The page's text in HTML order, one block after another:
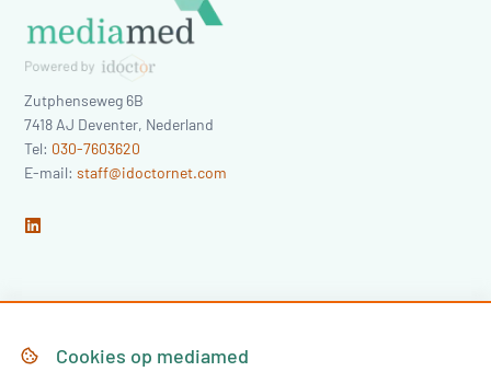
Zutphenseweg 6B
7418 AJ Deventer, Nederland
Tel: 030-7603620
E-mail:staff@idoctornet.com
HomeCookies op mediamed